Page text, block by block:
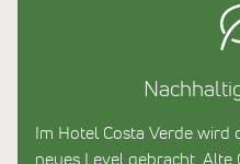
Im Hotel Costa Verde wird
neues Level gebracht.